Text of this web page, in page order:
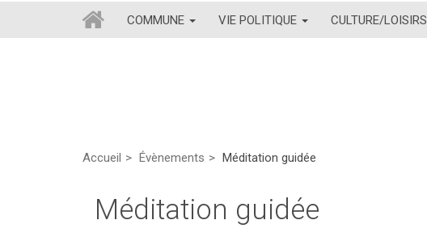
COMMUNE VIE POLITIQUE CULTURE/LOISIRS
Accueil Évènements Méditation guidée
Méditation guidée